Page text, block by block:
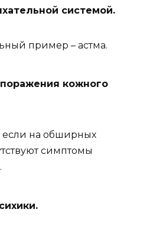
системой.
пример – астма.
поражения кожного
если на обширных
симптомы